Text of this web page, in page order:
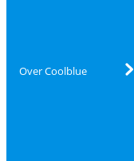
Over Coolblue